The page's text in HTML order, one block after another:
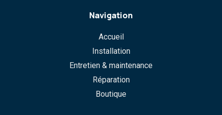
Navigation
Accueil
Installation
Entretien & maintenance
Réparation
Boutique